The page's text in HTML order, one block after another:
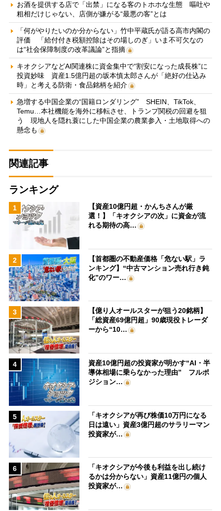
お酒を提供する店で「出禁」になる客のトホホな生態 嘔吐や
粗相だけじゃない、店側が嫌がる“最悪の客”とは
「何がやりたいのか分からない」竹中平蔵氏が語る高市内閣の
評価 「給付付き税額控除はその場しのぎ」いま不可欠なの
は“社会保障制度の改革議論”と指摘
キオクシアなどAI関連株に資金集中で“割安になった成長株”に
投資妙味 資産1.5億円超の坂本慎太郎さんが「絶好の仕込み
時」と考える防衛・食品銘柄を紹介
急増する中国企業の“国籍ロンダリング” SHEIN、TikTok、
Temu…本社機能を海外に移転させ、トランプ関税の回避を狙
う 現地人を隠れ蓑にした中国企業の農業参入・土地取得への
懸念も
関連記事
ランキング
1
【資産10億円超・かんちさんが厳
選！】「キオクシアの次」に資金が流
れる期待の高…
2
【首都圏の不動産価格「危ない駅」ラ
ンキング】“中古マンション売れ行き鈍
化”のワー…
3
【億り人オールスターが狙う20銘柄】
「総資産69億円超」90歳現役トレーダ
ーから“10…
4
資産10億円超の投資家が明かす“AI・半
導体相場に乗らなかった理由” フルポ
ジション…
5
「キオクシアが再び株価10万円になる
日は遠い」資産3億円超のサラリーマン
投資家が…
6
「キオクシアが今後も利益を出し続け
るかは分からない」資産11億円の個人
投資家が…